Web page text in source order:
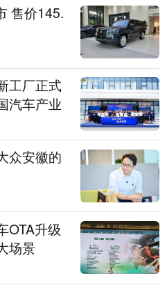
售价145.
工厂正式
汽车产业
众安徽的
OTA升级
场景